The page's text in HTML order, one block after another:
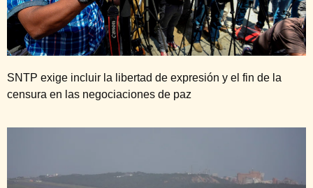
SNTP exige incluir la libertad de expresión y el fin de la
censura en las negociaciones de paz